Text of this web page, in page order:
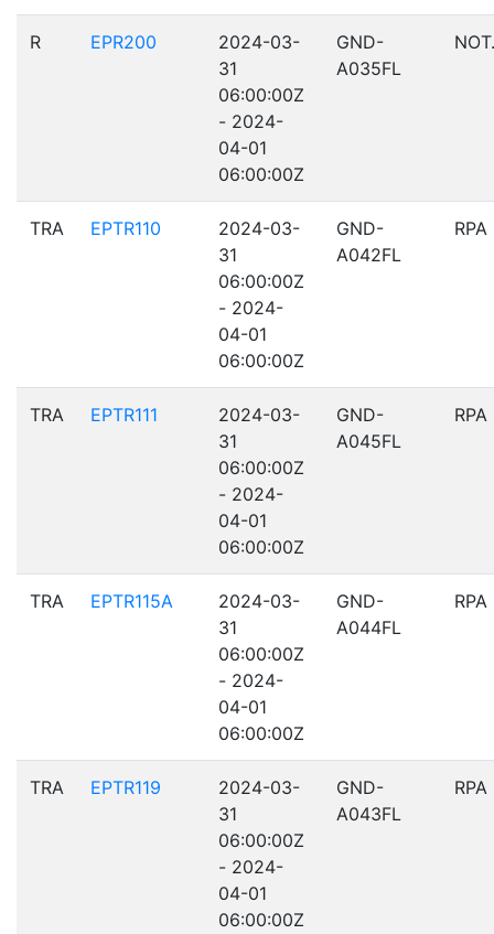
R EPR200
2024-03-
31
06:00:00Z
- 2024-
04-01
06:00:00Z
GND-
A035FL
TRA EPTR110
2024-03-
31
06:00:00Z
- 2024-
04-01
06:00:00Z
GND-
A042FL
RPA
TRA EPTR111
2024-03-
31
06:00:00Z
- 2024-
04-01
06:00:00Z
GND-
A045FL
RPA
TRA EPTR115A
2024-03-
31
06:00:00Z
- 2024-
04-01
06:00:00Z
GND-
A044FL
RPA
TRA EPTR119
2024-03-
31
06:00:00Z
- 2024-
04-01
06:00:00Z
GND-
A043FL
RPA